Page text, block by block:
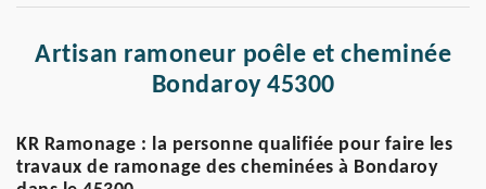
Artisan ramoneur poêle et cheminée
Bondaroy 45300
KR Ramonage : la personne qualifiée pour faire les
travaux de ramonage des cheminées à Bondaroy